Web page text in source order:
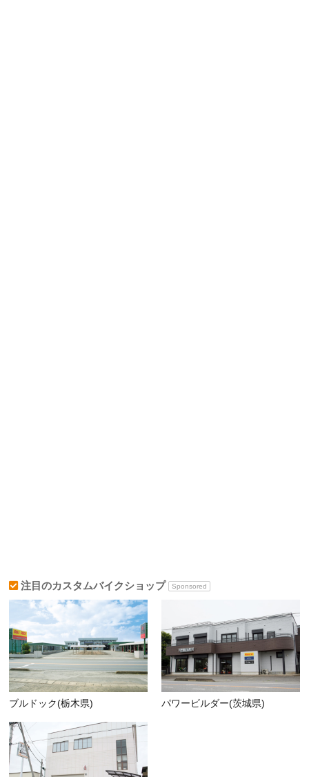
注目のカスタムバイクショップ Sponsored
ブルドック(栃木県) パワービルダー(茨城県)